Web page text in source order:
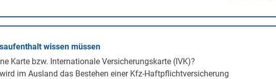
wissen müssen
Karte bzw. Internationale Versicherungskarte (IVK)?
im Ausland das Bestehen einer Kfz-Haftpflichtversicherung